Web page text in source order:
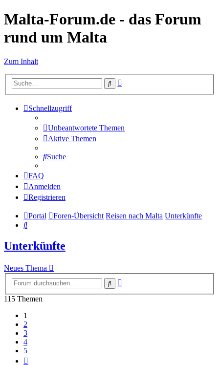
Malta-Forum.de - das Forum
rund um Malta
Zum Inhalt
Suche
Schnellzugriff
Unbeantwortete Themen
Aktive Themen
Suche
FAQ
Anmelden
Registrieren
Portal Foren-Übersicht Reisen nach Malta Unterkünfte
Suche
Unterkünfte
Neues Thema
Suche
115 Themen
1
2
3
4
5